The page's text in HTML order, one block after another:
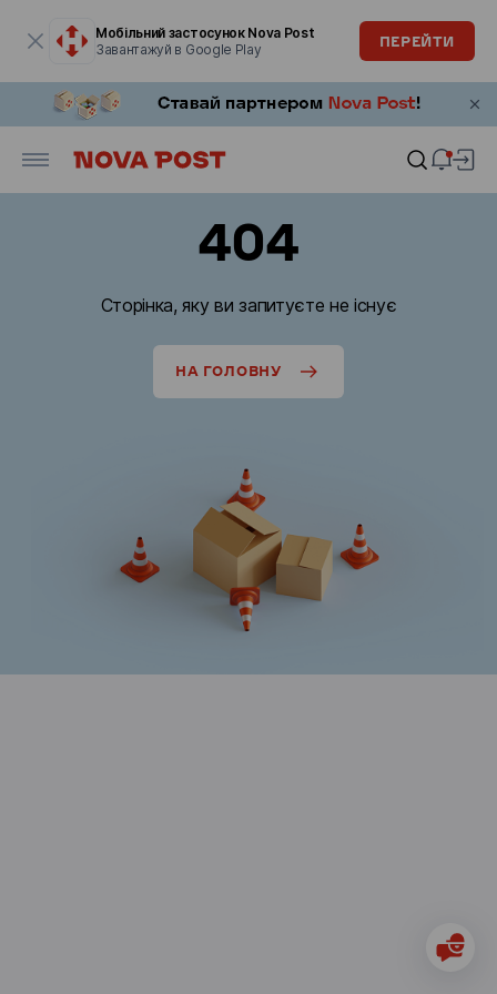
Мобільний застосунок Nova Post
Завантажуй в Google Play
ПЕРЕЙТИ
404
Сторінка, яку ви запитуєте не існує
НА ГОЛОВНУ